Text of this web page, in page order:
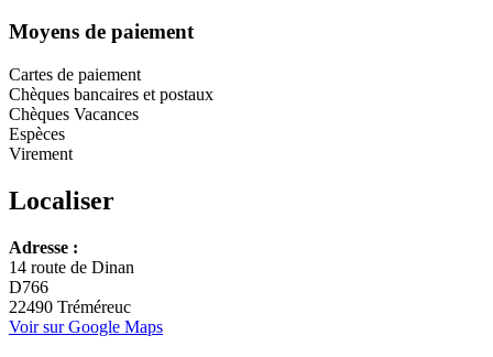
Moyens de paiement
Cartes de paiement
Chèques bancaires et postaux
Chèques Vacances
Espèces
Virement
Localiser
+
−
Adresse :
14 route de Dinan
D766
22490 Tréméreuc
Voir sur Google Maps